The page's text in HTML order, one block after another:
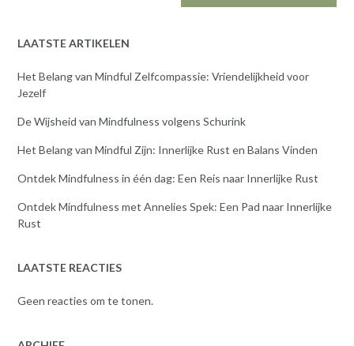
LAATSTE ARTIKELEN
Het Belang van Mindful Zelfcompassie: Vriendelijkheid voor
Jezelf
De Wijsheid van Mindfulness volgens Schurink
Het Belang van Mindful Zijn: Innerlijke Rust en Balans Vinden
Ontdek Mindfulness in één dag: Een Reis naar Innerlijke Rust
Ontdek Mindfulness met Annelies Spek: Een Pad naar Innerlijke
Rust
LAATSTE REACTIES
Geen reacties om te tonen.